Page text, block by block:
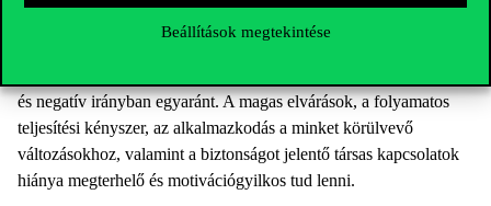
Beállítások megtekintése
a motivációm. Állandóan halogatok, mindent az utolsó
pillanatra hagyok.”
és negatív irányban egyaránt. A magas elvárások, a folyamatos
teljesítési kényszer, az alkalmazkodás a minket körülvevő
változásokhoz, valamint a biztonságot jelentő társas kapcsolatok
hiánya megterhelő és motivációgyilkos tud lenni.